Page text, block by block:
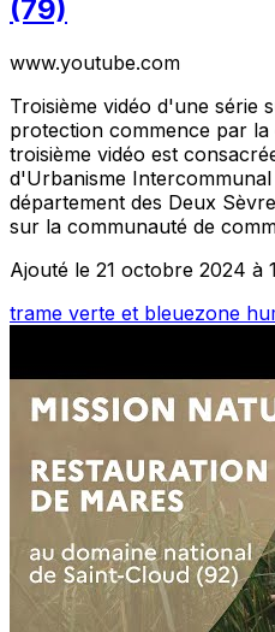
(79)
www.youtube.com
Troisième vidéo d'une série
protection commence par la
troisième vidéo est
d'Urbanisme
département des Deux
sur la communauté de
Ajouté le 21 octobre 2024 à
trame verte et bleuezone